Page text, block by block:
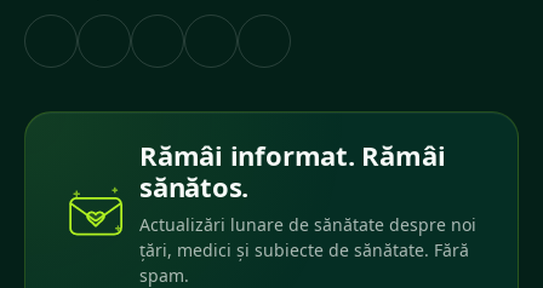
Rămâi informat. Rămâi
sănătos.
Actualizări lunare de sănătate despre noi
țări, medici și subiecte de sănătate. Fără
spam.